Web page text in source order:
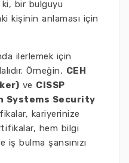
bir bulguyu
kişinin anlaması için
ilerlemek için
Örneğin, CEH
ve CISSP
Security
kariyerinize
hem bilgi
bulma şansınızı